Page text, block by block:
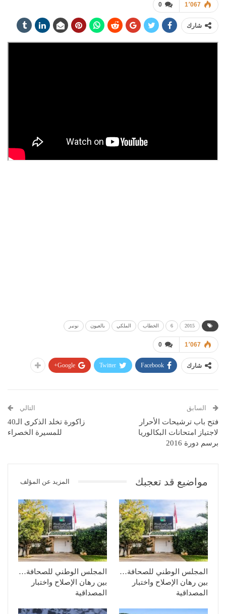
0 1٬067
شارك
2015
6 الخطاب الملكي بالعيون نونبر
0 1٬067
شارك Facebook
Twitter
Google+
السابق
فتح باب ترشيحات الأحرار
لاجتياز امتحانات البكالوريا
برسم دورة 2016
التالي
زاكورة تخلد الذكرى الـ40
للمسيرة الخصراء
مواضيع قد تعجبك المزيد عن المؤلف
المجلس الوطني للصحافة…
بين رهان الإصلاح واختبار
المصداقية
المجلس الوطني للصحافة…
بين رهان الإصلاح واختبار
المصداقية